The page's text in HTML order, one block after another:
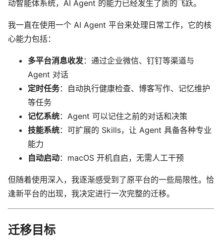
动智能体系统，AI Agent 的能力已经发生了质的飞跃。
我一直在使用一个 AI Agent 平台来处理日常工作，它的核
心能力包括：
多平台消息收发：通过企业微信、钉钉等渠道与
Agent 对话
定时任务：自动执行健康检查、博客写作、记忆维护
等任务
记忆系统：Agent 可以记住之前的对话和决策
技能系统：可扩展的 Skills，让 Agent 具备各种专业
能力
自动启动：macOS 开机自启，无需人工干预
但随着使用深入，我逐渐感受到了原平台的一些局限性。恰
逢新平台的出现，我决定进行一次完整的迁移。
迁移目标